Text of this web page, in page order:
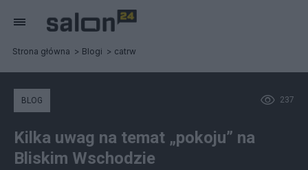
Strona główna Blogi catrw
237
BLOG
Kilka uwag na temat „pokoju” na
Bliskim Wschodzie